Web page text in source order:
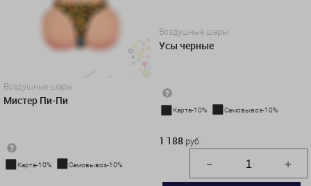
Воздушные шары
Мистер Пи-Пи
Карта-10% Самовывоз-10%
Воздушные шары
Усы черные
Карта-10% Самовывоз-10%
1 188 руб.